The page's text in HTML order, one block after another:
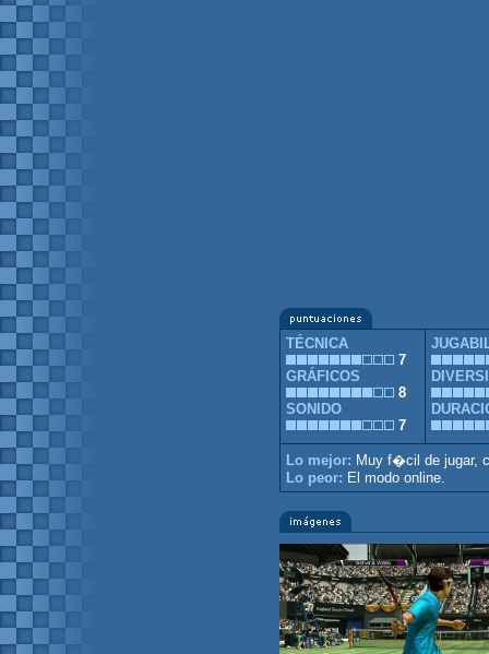
TÉCNICA
7
GRÁFICOS
8
SONIDO
7
Lo mejor: Muy f�cil de jugar,
Lo peor: El modo online.